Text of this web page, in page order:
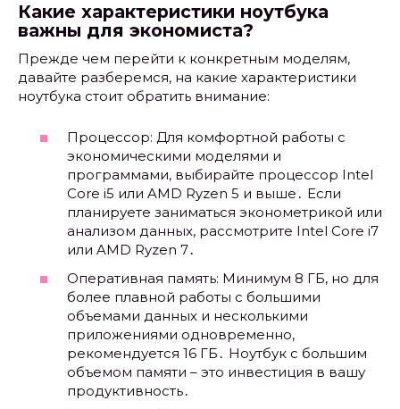
Какие характеристики ноутбука
важны для экономиста?
Прежде чем перейти к конкретным моделям,
давайте разберемся, на какие характеристики
ноутбука стоит обратить внимание:
Процессор: Для комфортной работы с
экономическими моделями и
программами, выбирайте процессор Intel
Core i5 или AMD Ryzen 5 и выше․ Если
планируете заниматься эконометрикой или
анализом данных, рассмотрите Intel Core i7
или AMD Ryzen 7․
Оперативная память: Минимум 8 ГБ, но для
более плавной работы с большими
объемами данных и несколькими
приложениями одновременно,
рекомендуется 16 ГБ․ Ноутбук с большим
объемом памяти – это инвестиция в вашу
продуктивность․